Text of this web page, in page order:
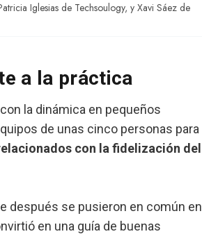
Iglesias de Techsoulogy, y Xavi Sáez de
a la práctica
la dinámica en pequeños
de unas cinco personas para
con la fidelización del
después se pusieron en común en
en una guía de buenas